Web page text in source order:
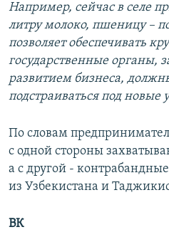
Например, сейчас в селе
литру молоко, пшеницу –
позволяет обеспечивать
государственные органы,
развитием бизнеса,
подстраиваться под новые
По словам
с одной стороны
а с другой -
из Узбекистана и
ВК